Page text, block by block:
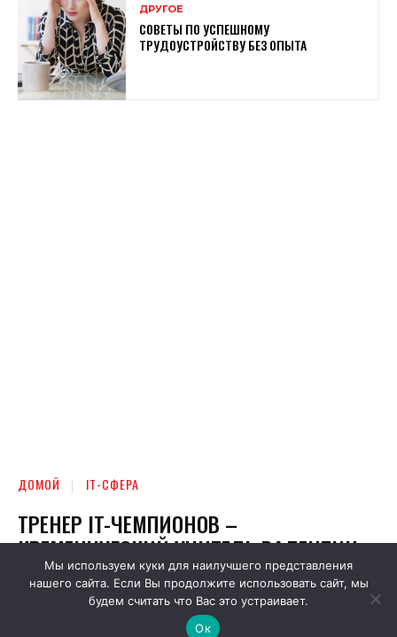
ДРУГОЕ
СОВЕТЫ ПО УСПЕШНОМУ
ТРУДОУСТРОЙСТВУ БЕЗ ОПЫТА
Мы используем куки для наилучшего представления
нашего сайта. Если Вы продолжите использовать сайт, мы
будем считать что Вас это устраивает.
Ок